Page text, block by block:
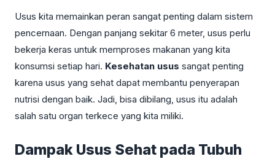
Usus kita memainkan peran sangat penting dalam sistem
pencernaan. Dengan panjang sekitar 6 meter, usus perlu
bekerja keras untuk memproses makanan yang kita
konsumsi setiap hari. Kesehatan usus sangat penting
karena usus yang sehat dapat membantu penyerapan
nutrisi dengan baik. Jadi, bisa dibilang, usus itu adalah
salah satu organ terkece yang kita miliki.
Dampak Usus Sehat pada Tubuh